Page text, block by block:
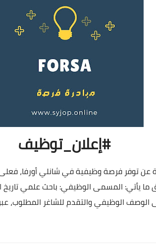
#إعلان_توظيف
عن توفر فرصة وظيفية في شانلي أورفا،